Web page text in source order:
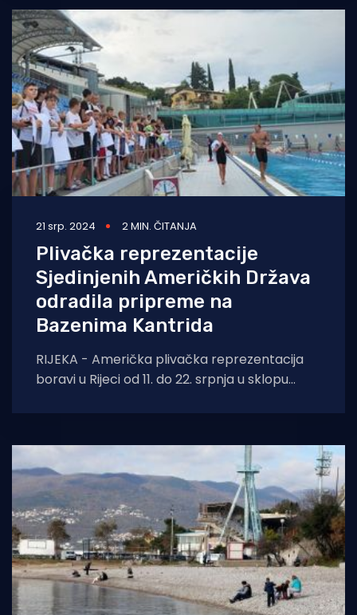
21 srp. 2024 2 MIN. ČITANJA
Plivačka reprezentacije
Sjedinjenih Američkih Država
odradila pripreme na
Bazenima Kantrida
RIJEKA - Američka plivačka reprezentacija
boravi u Rijeci od 11. do 22. srpnja u sklopu